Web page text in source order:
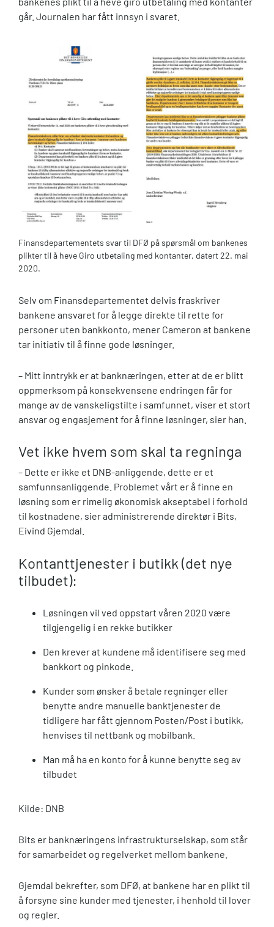
går. Journalen har fått innsyn i svaret.
Finansdepartementets svar til DFØ på spørsmål om bankenes
plikter til å heve Giro utbetaling med kontanter, datert 22. mai
2020.
Selv om Finansdepartementet delvis fraskriver
bankene ansvaret for å legge direkte til rette for
personer uten bankkonto, mener Cameron at bankene
tar initiativ til å finne gode løsninger.
– Mitt inntrykk er at banknæringen, etter at de er blitt
oppmerksom på konsekvensene endringen får for
mange av de vanskeligstilte i samfunnet, viser et stort
ansvar og engasjement for å finne løsninger, sier han.
Vet ikke hvem som skal ta regninga
– Dette er ikke et DNB-anliggende, dette er et
samfunnsanliggende. Problemet vårt er å finne en
løsning som er rimelig økonomisk akseptabel i forhold
til kostnadene, sier administrerende direktør i Bits,
Eivind Gjemdal.
Kontanttjenester i butikk (det nye
tilbudet):
Løsningen vil ved oppstart våren 2020 være
tilgjengelig i en rekke butikker
Den krever at kundene må identifisere seg med
bankkort og pinkode.
Kunder som ønsker å betale regninger eller
benytte andre manuelle banktjenester de
tidligere har fått gjennom Posten/Post i butikk,
henvises til nettbank og mobilbank.
Man må ha en konto for å kunne benytte seg av
tilbudet
Kilde: DNB
Bits er banknæringens infrastrukturselskap, som står
for samarbeidet og regelverket mellom bankene.
Gjemdal bekrefter, som DFØ, at bankene har en plikt til
å forsyne sine kunder med tjenester, i henhold til lover
og regler.